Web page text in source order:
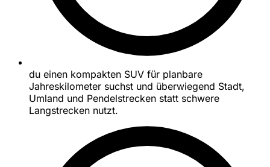
du einen kompakten SUV für planbare
Jahreskilometer suchst und überwiegend Stadt,
Umland und Pendelstrecken statt schwere
Langstrecken nutzt.